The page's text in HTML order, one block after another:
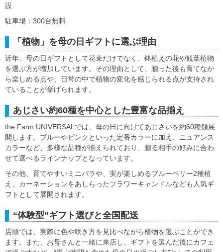
設
駐車場：300台無料
「植物」を母の日ギフトに選ぶ理由
近年、母の日ギフトとして花束だけでなく、鉢植えの花や観葉植物
を選ぶ方が増加しています。その理由として、贈った後も育てなが
ら楽しめる点や、日常の中で植物の変化を感じられる点が支持され
ていることが挙げられます。
あじさい約60種を中心とした豊富な品揃え
the Farm UNIVERSALでは、母の日に向けてあじさいを約60種類展
開します。ブルーやピンクといった定番カラーに加え、ニュアンス
カラーなど、多様な品種が揃えられており、贈る相手の好みに合わ
せて選べるラインナップとなっています。
その他、育てやすいミニバラや、実が楽しめるブルーベリー2種植
え、カーネーションをあしらったフラワーキャンドルなども人気ギ
フトとして展開されます。
“体験型”ギフト選びと全国配送
店頭では、実際に色や咲き方を見比べながら植物を選ぶことができ
ます。また、お母さんと一緒に来店し、ギフトを選んだ後にカフェ